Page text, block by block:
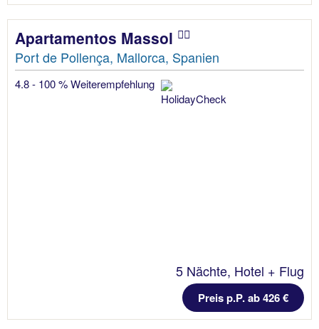
Apartamentos Massol
Port de Pollença, Mallorca, Spanien
4.8 - 100 % Weiterempfehlung
5 Nächte, Hotel + Flug
Preis p.P. ab 426 €